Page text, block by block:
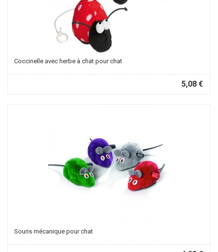
Coccinelle avec herbe à chat pour chat
5,08 €
Souris mécanique pour chat